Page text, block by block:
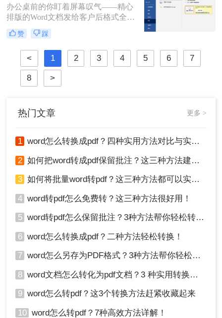
PDF的有效方法，帮助您节省时间，
提高工作效率。
办公桌前的你盯着屏幕叹气——精心
排版的Word文档发给客户后格式全
乱。此时才明白，PDF才是文档世界
的“通用语言”。那么word怎么转pdf
呢？本文将全面解析7种word转pdf的
高效方法，涵盖日常办公到批量处理
场景，助你彻底解决文档转换难题。
赞 踩
< 1 2 3 4 5 6 7
8 >
热门文章 更多 >
1 word怎么转换成pdf？四种实用方法对比与实操指南（附详细表格）！
2 如何把word转成pdf保留批注？这三种方法建议收藏！
3 如何将批量word转pdf？这三种方法都可以实现批量转换
4 word转pdf怎么免费转？这三种方法很好用！
5 word转pdf怎么保留批注？3种方法帮你轻松转换！
6 word怎么转换成pdf？二种方法轻松转换！
7 word怎么另存为PDF格式？3种方法帮你轻松转换!
8 word文档怎么转化为pdf文档？3 种实用转换方法，完美保留原文档格式！
9 word怎么转pdf？这3个转换方法赶紧收藏起来
10 word怎么转pdf？7种高效方法详解！